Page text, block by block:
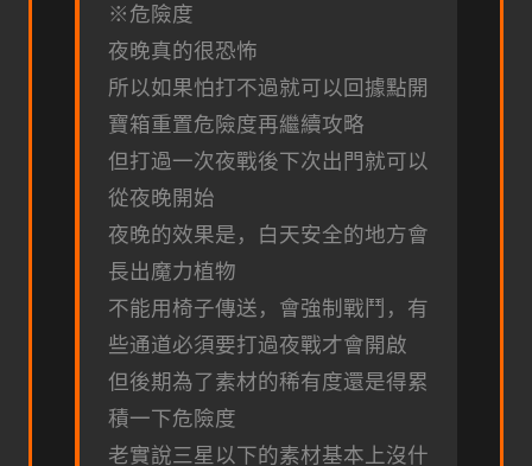
※危險度
夜晚真的很恐怖
所以如果怕打不過就可以回據點開
寶箱重置危險度再繼續攻略
但打過一次夜戰後下次出門就可以
從夜晚開始
夜晚的效果是，白天安全的地方會
長出魔力植物
不能用椅子傳送，會強制戰鬥，有
些通道必須要打過夜戰才會開啟
但後期為了素材的稀有度還是得累
積一下危險度
老實說三星以下的素材基本上沒什